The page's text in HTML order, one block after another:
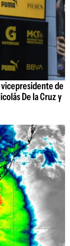
de
De la Cruz y